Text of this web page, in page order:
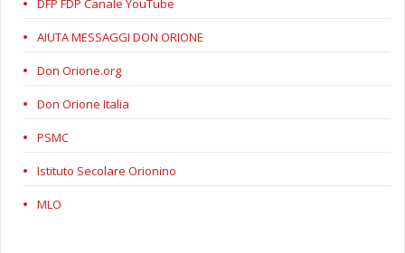
DFP FDP Canale YouTube
AIUTA MESSAGGI DON ORIONE
Don Orione.org
Don Orione Italia
PSMC
Istituto Secolare Orionino
MLO